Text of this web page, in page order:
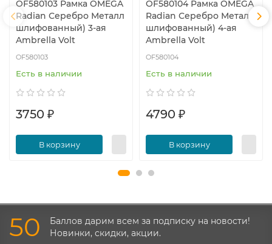
OF580103 Рамка OMEGA
Radian Серебро Металл
шлифованный) 3-ая
Ambrella Volt
OF580103
Есть в наличии
3750 ₽
В корзину
OF580104 Рамка OMEGA
Radian Серебро Металл
шлифованный) 4-ая
Ambrella Volt
OF580104
Есть в наличии
4790 ₽
В корзину
50
Баллов дарим всем за подписку на новости!
Новинки, скидки, акции.